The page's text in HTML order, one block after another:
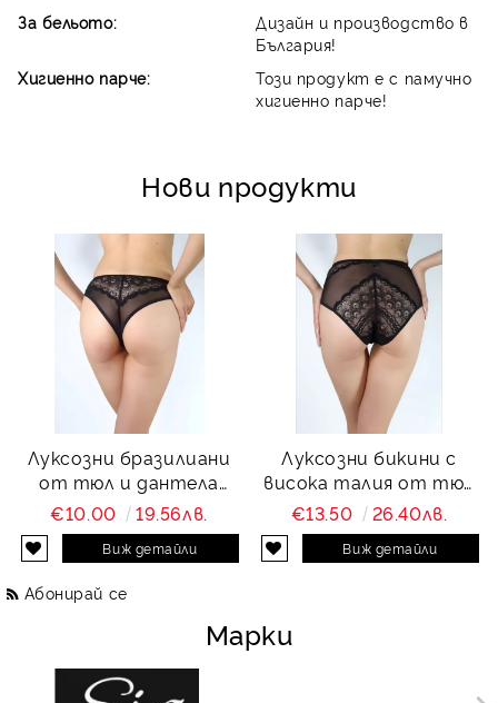
За бельото:
Дизайн и производство в
България!
Хигиенно парче:
Този продукт е с памучно
хигиенно парче!
Нови продукти
Луксозни бразилиани
от тюл и дантела
Charity
€10.00 19.56лв.
Виж детайли
Луксозни бикини с
висока талия от тюл
и дантела Charity
€13.50 26.40лв.
Виж детайли
Абонирай се
Марки